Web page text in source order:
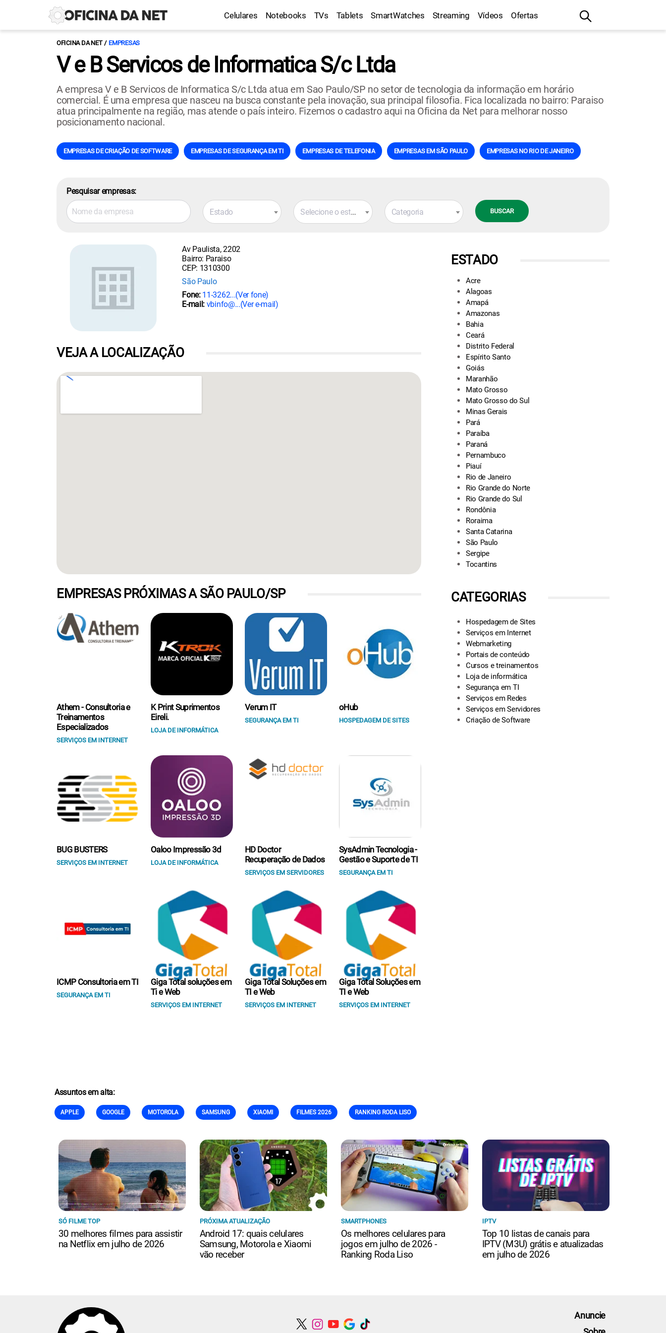
Celulares Notebooks TVs Tablets SmartWatches Streaming Vídeos Ofertas
OFICINA DA NET EMPRESAS
V e B Servicos de Informatica S/c Ltda
A empresa V e B Servicos de Informatica S/c Ltda atua em Sao Paulo/SP no setor de tecnologia da informação em horário
comercial. É uma empresa que nasceu na busca constante pela inovação, sua principal filosofia. Fica localizada no bairro: Paraiso
atua principalmente na região, mas atende o país inteiro. Fizemos o cadastro aqui na Oficina da Net para melhorar nosso
posicionamento nacional.
EMPRESAS DE CRIAÇÃO DE SOFTWARE EMPRESAS DE SEGURANÇA EM TI EMPRESAS DE TELEFONIA EMPRESAS EM SÃO PAULO EMPRESAS NO RIO DE JANEIRO
Pesquisar empresas:
Estado Selecione o estado Categoria BUSCAR
Av Paulista, 2202
Bairro: Paraiso
CEP: 1310300
São Paulo
Fone: 11-3262...(Ver fone)
E-mail: vbinfo@...(Ver e-mail)
VEJA A LOCALIZAÇÃO
EMPRESAS PRÓXIMAS A SÃO PAULO/SP
Athem - Consultoria e
Treinamentos
Especializados
SERVIÇOS EM INTERNET
K Print Suprimentos
Eireli.
LOJA DE INFORMÁTICA
Verum IT
SEGURANÇA EM TI
oHub
HOSPEDAGEM DE SITES
BUG BUSTERS
SERVIÇOS EM INTERNET
Oaloo Impressão 3d
LOJA DE INFORMÁTICA
HD Doctor
Recuperação de Dados
SERVIÇOS EM SERVIDORES
SysAdmin Tecnologia -
Gestão e Suporte de TI
SEGURANÇA EM TI
ICMP Consultoria em TI
SEGURANÇA EM TI
Giga Total soluções em
Ti e Web
SERVIÇOS EM INTERNET
Giga Total Soluções em
TI e Web
SERVIÇOS EM INTERNET
Giga Total Soluções em
TI e Web
SERVIÇOS EM INTERNET
ESTADO
Acre
Alagoas
Amapá
Amazonas
Bahia
Ceará
Distrito Federal
Espírito Santo
Goiás
Maranhão
Mato Grosso
Mato Grosso do Sul
Minas Gerais
Pará
Paraíba
Paraná
Pernambuco
Piauí
Rio de Janeiro
Rio Grande do Norte
Rio Grande do Sul
Rondônia
Roraima
Santa Catarina
São Paulo
Sergipe
Tocantins
CATEGORIAS
Hospedagem de Sites
Serviços em Internet
Webmarketing
Portais de conteúdo
Cursos e treinamentos
Loja de informática
Segurança em TI
Serviços em Redes
Serviços em Servidores
Criação de Software
Assuntos em alta:
APPLE GOOGLE MOTOROLA SAMSUNG XIAOMI FILMES 2026 RANKING RODA LISO
SÓ FILME TOP
30 melhores filmes para assistir
na Netflix em julho de 2026
PRÓXIMA ATUALIZAÇÃO
Android 17: quais celulares
Samsung, Motorola e Xiaomi
vão receber
SMARTPHONES
Os melhores celulares para
jogos em julho de 2026 -
Ranking Roda Liso
IPTV
Top 10 listas de canais para
IPTV (M3U) grátis e atualizadas
em julho de 2026
Anuncie